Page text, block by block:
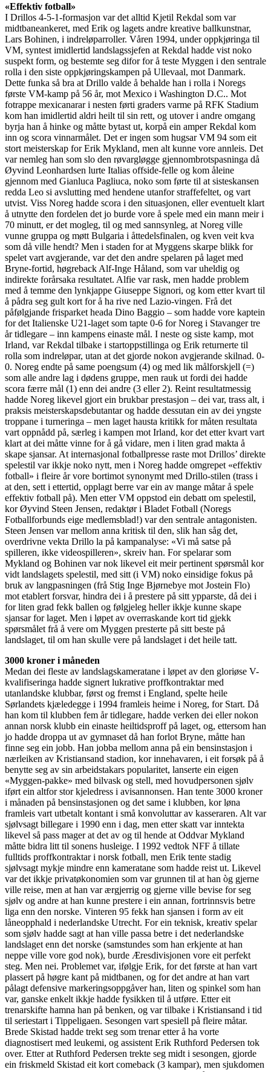
«Effektiv fotball»
I Drillos 4-5-1-formasjon var det alltid Kjetil Rekdal som var
midtbaneankeret, med Erik og lagets andre kreative ballkunstnar,
Lars Bohinen, i indreløparroller. Våren 1994, under oppkjøringa til
VM, syntest imidlertid landslagssjefen at Rekdal hadde vist noko
suspekt form, og bestemte seg difor for å teste Myggen i den sentrale
rolla i den siste oppkjøringskampen på Ullevaal, mot Danmark.
Dette funka så bra at Drillo valde å behalde han i rolla i Noregs
første VM-kamp på 56 år, mot Mexico i Washington D.C.. Mot
fotrappe mexicanarar i nesten førti graders varme på RFK Stadium
kom han imidlertid aldri heilt til sin rett, og utover i andre omgang
byrja han å hinke og måtte bytast ut, korpå ein amper Rekdal kom
inn og scora vinnarmålet. Det er ingen som hugsar VM 94 som eit
stort meisterskap for Erik Mykland, men alt kunne vore annleis. Det
var nemleg han som slo den røvargløgge gjennombrotspasninga då
Øyvind Leonhardsen lurte Italias offside-felle og kom åleine
gjennom med Gianluca Pagliuca, noko som førte til at sisteskansen
redda Leo si avslutting med hendene utanfor straffefeltet, og vart
utvist. Viss Noreg hadde scora i den situasjonen, eller eventuelt klart
å utnytte den fordelen det jo burde vore å spele med ein mann meir i
70 minutt, er det mogleg, til og med sannsynleg, at Noreg ville
vunne gruppa og møtt Bulgaria i åttedelsfinalen, og kven veit kva
som då ville hendt? Men i staden for at Myggens skarpe blikk for
spelet vart avgjerande, var det den andre spelaren på laget med
Bryne-fortid, høgreback Alf-Inge Håland, som var uheldig og
indirekte forårsaka resultatet. Alfie var rask, men hadde problem
med å temme den lynkjappe Giuseppe Signori, og kom etter kvart til
å pådra seg gult kort for å ha rive ned Lazio-vingen. Frå det
påfølgjande frisparket heada Dino Baggio – som hadde vore kaptein
for det Italienske U21-laget som tapte 0-6 for Noreg i Stavanger tre
år tidlegare – inn kampens einaste mål. I neste og siste kamp, mot
Irland, var Rekdal tilbake i startoppstillinga og Erik returnerte til
rolla som indreløpar, utan at det gjorde nokon avgjerande skilnad. 0-
0. Noreg endte på same poengsum (4) og med lik målforskjell (=)
som alle andre lag i dødens gruppe, men rauk ut fordi dei hadde
scora færre mål (1) enn dei andre (3 eller 2). Reint resultatmessig
hadde Noreg likevel gjort ein brukbar prestasjon – dei var, trass alt, i
praksis meisterskapsdebutantar og hadde dessutan ein av dei yngste
troppane i turneringa – men laget hausta kritikk for måten resultata
vart oppnådd på, særleg i kampen mot Irland, kor det etter kvart vart
klart at dei måtte vinne for å gå vidare, men i liten grad makta å
skape sjansar. At internasjonal fotballpresse raste mot Drillos’ direkte
spelestil var ikkje noko nytt, men i Noreg hadde omgrepet «effektiv
fotball» i fleire år vore bortimot synonymt med Drillo-stilen (trass i
at den, sett i ettertid, opplagt berre var ein av mange måtar å spele
effektiv fotball på). Men etter VM oppstod ein debatt om spelestil,
kor Øyvind Steen Jensen, redaktør i Bladet Fotball (Noregs
Fotballforbunds eige medlemsblad!) var den sentrale antagonisten.
Steen Jensen var mellom anna kritisk til den, slik han såg det,
overdrivne vekta Drillo la på kampanalyse: «Vi må satse på
spilleren, ikke videospilleren», skreiv han. For spelarar som
Mykland og Bohinen var nok likevel eit meir pertinent spørsmål kor
vidt landslagets spelestil, med sitt (i VM) noko einsidige fokus på
bruk av langpasningen (frå Stig Inge Bjørnebye mot Jostein Flo)
mot etablert forsvar, hindra dei i å prestere på sitt ypparste, då dei i
for liten grad fekk ballen og følgjeleg heller ikkje kunne skape
sjansar for laget. Men i løpet av overraskande kort tid gjekk
spørsmålet frå å vere om Myggen presterte på sitt beste på
landslaget, til om han skulle vere på landslaget i det heile tatt.
3000 kroner i måneden
Medan dei fleste av landslagskameratane i løpet av den gloriøse V-
kvalifiseringa hadde signert lukrative proffkontraktar med
utanlandske klubbar, først og fremst i England, spelte heile
Sørlandets kjæledegge i 1994 framleis heime i Noreg, for Start. Då
han kom til klubben fem år tidlegare, hadde verken dei eller nokon
annan norsk klubb ein einaste heiltidsproff på laget, og, ettersom han
jo hadde droppa ut av gymnaset då han forlot Bryne, måtte han
finne seg ein jobb. Han jobba mellom anna på ein bensinstasjon i
nærleiken av Kristiansand stadion, kor innehavaren, i eit forsøk på å
benytte seg av sin arbeidstakars popularitet, lanserte ein eigen
«Myggen-pakke» med bilvask og stell, med hovudpersonen sjølv
iført ein altfor stor kjeledress i avisannonsen. Han tente 3000 kroner
i månaden på bensinstasjonen og det same i klubben, kor løna
framleis vart utbetalt kontant i små konvoluttar av kasseraren. Alt var
sjølvsagt billegare i 1990 enn i dag, men etter skatt var inntekta
likevel så pass mager at det av og til hende at Oddvar Mykland
måtte bidra litt til sonens husleige. I 1992 vedtok NFF å tillate
fulltids proffkontraktar i norsk fotball, men Erik tente stadig
sjølvsagt mykje mindre enn kameratane som hadde reist ut. Likevel
var det ikkje privatøkonomien som var grunnen til at han òg gjerne
ville reise, men at han var ærgjerrig og gjerne ville bevise for seg
sjølv og andre at han kunne prestere i ein annan, fortrinnsvis betre
liga enn den norske. Vinteren 95 fekk han sjansen i form av eit
låneopphald i nederlandske Utrecht. For ein teknisk, kreativ spelar
som sjølv hadde sagt at han ville passa betre i det nederlandske
landslaget enn det norske (samstundes som han erkjente at han
neppe ville vore god nok), burde Æresdivisjonen vore eit perfekt
steg. Men nei. Problemet var, ifølgje Erik, for det første at han vart
plassert på høgre kant på midtbanen, og for det andre at han vart
pålagt defensive markeringsoppgåver han, liten og spinkel som han
var, ganske enkelt ikkje hadde fysikken til å utføre. Etter eit
trenarskifte hamna han på benken, og var tilbake i Kristiansand i tid
til seriestart i Tippeligaen. Sesongen vart spesiell på fleire måtar.
Brede Skistad hadde trekt seg som trenar etter å ha vorte
diagnostisert med leukemi, og assistent Erik Ruthford Pedersen tok
over. Etter at Ruthford Pedersen trekte seg midt i sesongen, gjorde
ein friskmeld Skistad eit kort comeback (3 kampar), men sjukdomen